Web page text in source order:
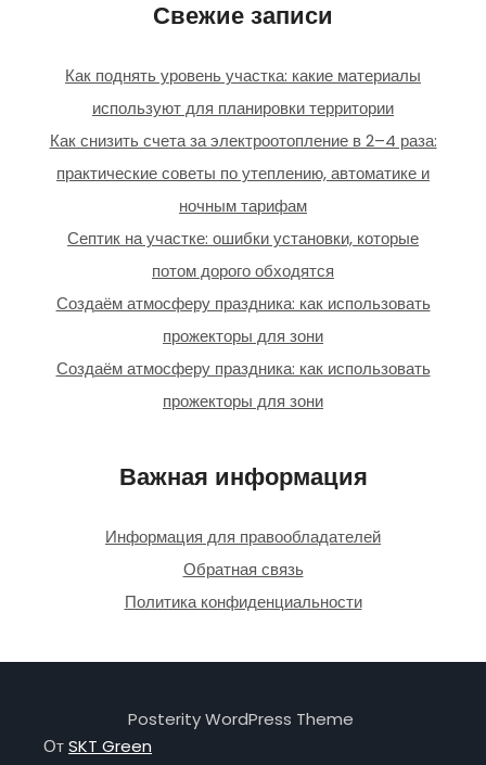
Свежие записи
Как поднять уровень участка: какие материалы
используют для планировки территории
Как снизить счета за электроотопление в 2–4 раза:
практические советы по утеплению, автоматике и
ночным тарифам
Септик на участке: ошибки установки, которые
потом дорого обходятся
Создаём атмосферу праздника: как использовать
прожекторы для зони
Создаём атмосферу праздника: как использовать
прожекторы для зони
Важная информация
Информация для правообладателей
Обратная связь
Политика конфиденциальности
Posterity WordPress Theme
ОтSKT Green